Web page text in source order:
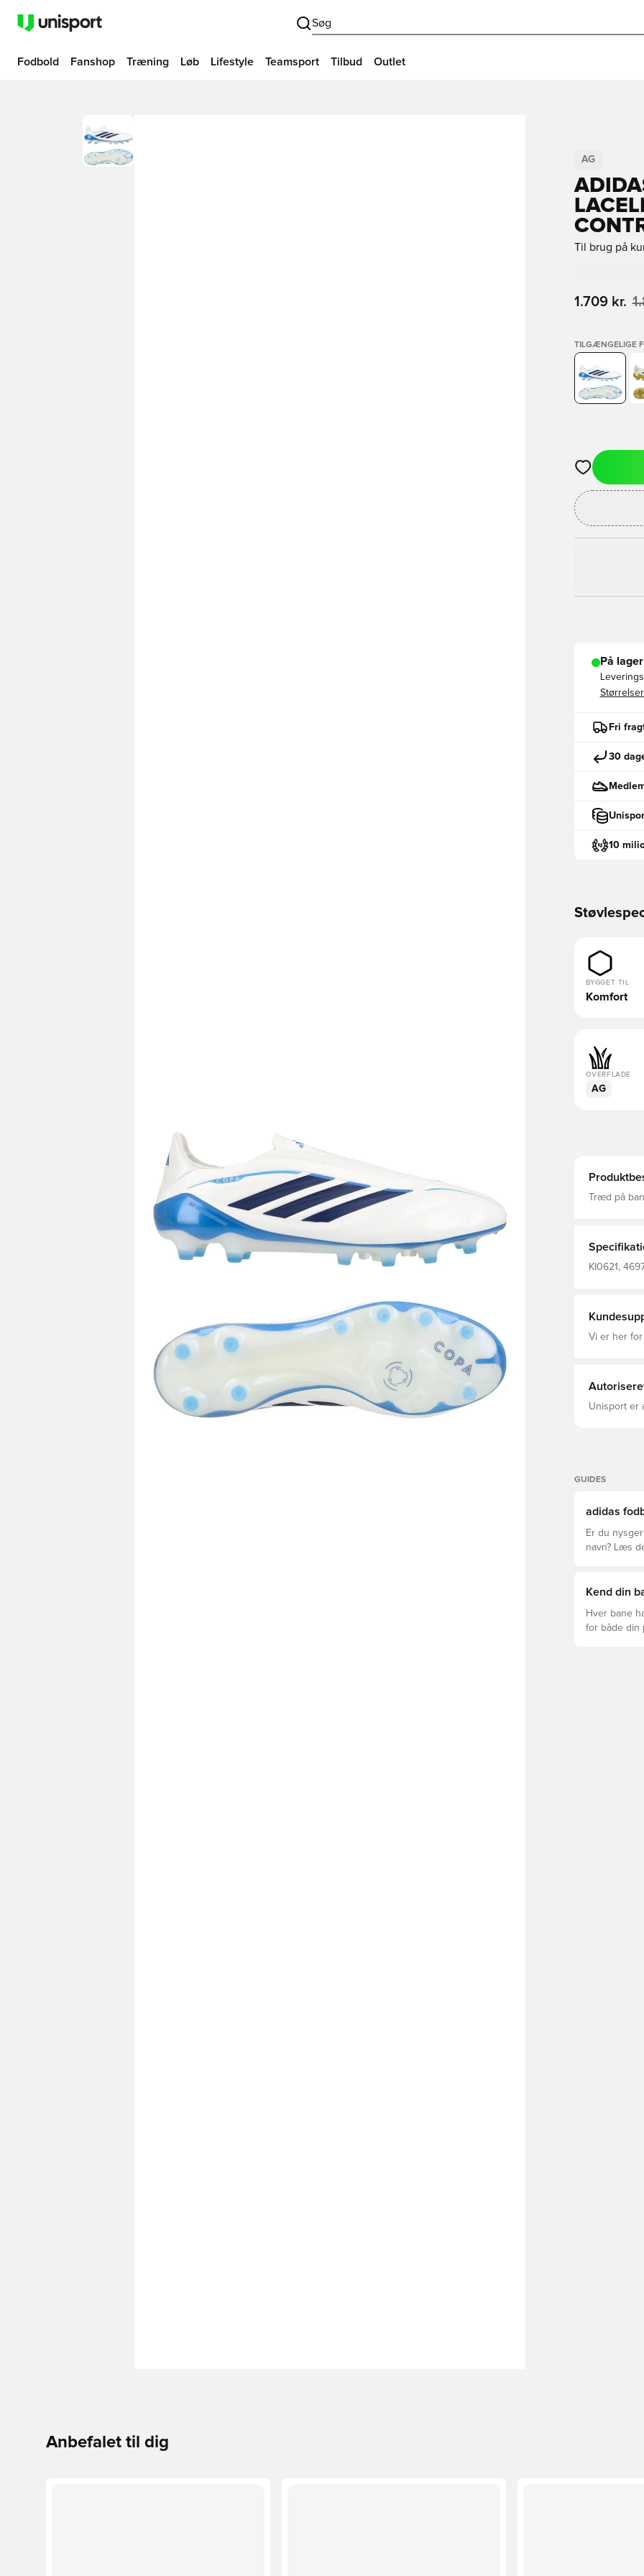
Søg
Fodbold Fanshop Træning Løb Lifestyle Teamsport Tilbud Outlet
AG
Til brug på
1.709 kr.
TILGÆNGELIGE
Åbner en
På
Fri
30
10
BYGGET TIL
Komfort
OVERFLADE
AG
Træd på
en blød
komfort,
og
og haptisk
Almindelig
FORMFIT+-
KI0621,
Vi er her
Unisport er
GUIDES
adidas
Er du
navn? Læs
Kend din
Hver bane
for både din
Anbefalet til dig